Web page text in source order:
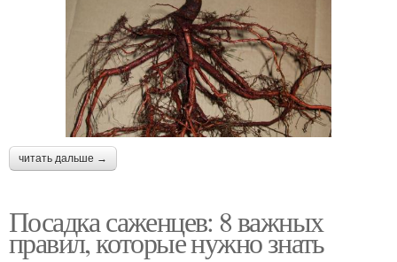
читать дальше →
Посадка саженцев: 8 важных
правил, которые нужно знать